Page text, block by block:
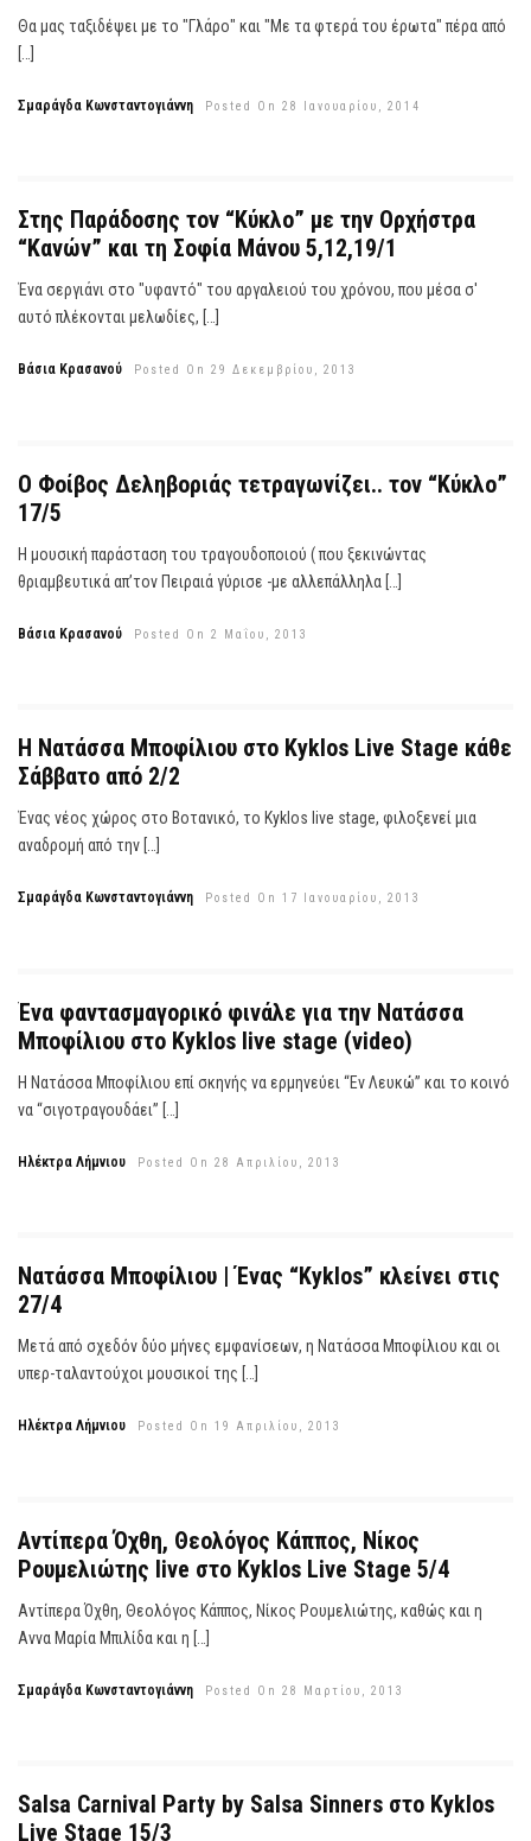
Θα μας ταξιδέψει με το "Γλάρο" και "Με τα φτερά του έρωτα" πέρα από
[…]
Σμαράγδα Κωνσταντογιάννη Posted On 28 Ιανουαρίου, 2014
Στης Παράδοσης τον “Κύκλο” με την Ορχήστρα
“Κανών” και τη Σοφία Μάνου 5,12,19/1
Ένα σεργιάνι στο "υφαντό" του αργαλειού του χρόνου, που μέσα σ'
αυτό πλέκονται μελωδίες, […]
Βάσια Κρασανού Posted On 29 Δεκεμβρίου, 2013
Ο Φοίβος Δεληβοριάς τετραγωνίζει.. τον “Κύκλο”
17/5
Η μουσική παράσταση του τραγουδοποιού ( που ξεκινώντας
θριαμβευτικά απ’τον Πειραιά γύρισε -με αλλεπάλληλα […]
Βάσια Κρασανού Posted On 2 Μαΐου, 2013
Η Νατάσσα Μποφίλιου στο Kyklos Live Stage κάθε
Σάββατο από 2/2
Ένας νέος χώρος στο Βοτανικό, το Kyklos live stage, φιλοξενεί μια
αναδρομή από την […]
Σμαράγδα Κωνσταντογιάννη Posted On 17 Ιανουαρίου, 2013
Ένα φαντασμαγορικό φινάλε για την Νατάσσα
Μποφίλιου στο Kyklos live stage (video)
Η Νατάσσα Μποφίλιου επί σκηνής να ερμηνεύει “Εν Λευκώ” και το κοινό
να “σιγοτραγουδάει” […]
Ηλέκτρα Λήμνιου Posted On 28 Απριλίου, 2013
Νατάσσα Μποφίλιου | Ένας “Kyklos” κλείνει στις
27/4
Μετά από σχεδόν δύο μήνες εμφανίσεων, η Νατάσσα Μποφίλιου και οι
υπερ-ταλαντούχοι μουσικοί της […]
Ηλέκτρα Λήμνιου Posted On 19 Απριλίου, 2013
Αντίπερα Όχθη, Θεολόγος Κάππος, Νίκος
Ρουμελιώτης live στο Kyklos Live Stage 5/4
Αντίπερα Όχθη, Θεολόγος Κάππος, Νίκος Ρουμελιώτης, καθώς και η
Αννα Μαρία Μπιλίδα και η […]
Σμαράγδα Κωνσταντογιάννη Posted On 28 Μαρτίου, 2013
Salsa Carnival Party by Salsa Sinners στο Kyklos
Live Stage 15/3